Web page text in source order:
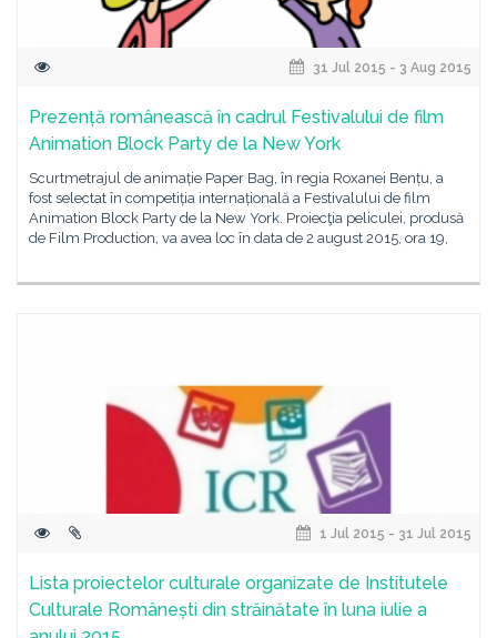
31 Jul 2015 - 3 Aug 2015
Prezență românească în cadrul Festivalului de film
Animation Block Party de la New York
Scurtmetrajul de animație Paper Bag, în regia Roxanei Bențu, a
fost selectat în competiția internațională a Festivalului de film
Animation Block Party de la New York. Proiecţia peliculei, produsă
de Film Production, va avea loc în data de 2 august 2015, ora 19,
1 Jul 2015 - 31 Jul 2015
Lista proiectelor culturale organizate de Institutele
Culturale Românești din străinătate în luna iulie a